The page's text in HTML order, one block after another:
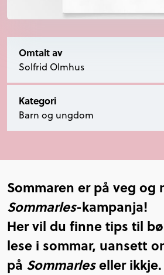
Omtalt av
Solfrid Olmhus
Kategori
Barn og ungdom
Sommaren er på veg og
Sommarles-kampanja!
Her vil du finne tips til
lese i sommar, uansett
på Sommarleseller ikkje.